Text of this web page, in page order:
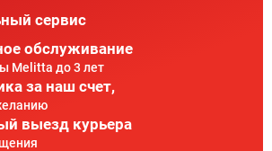
сервис
обслуживание
Melitta до 3 лет
за наш счет,
выезд курьера